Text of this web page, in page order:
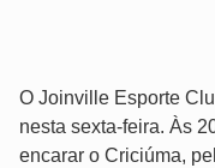
O Joinville Esporte
nesta sexta-feira. Às
encarar o Criciúma,